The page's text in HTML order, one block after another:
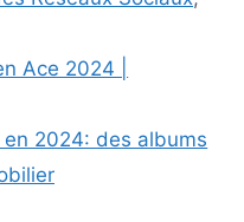
Ace 2024 |
2024: des albums